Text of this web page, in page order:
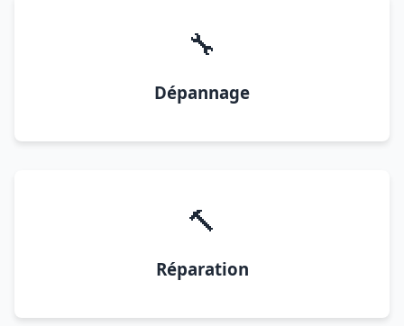
🔧
Dépannage
🔨
Réparation